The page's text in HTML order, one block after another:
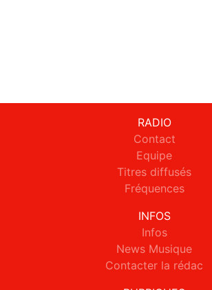
RADIO
Contact
Equipe
Titres diffusés
Fréquences
INFOS
Infos
News Musique
Contacter la rédac